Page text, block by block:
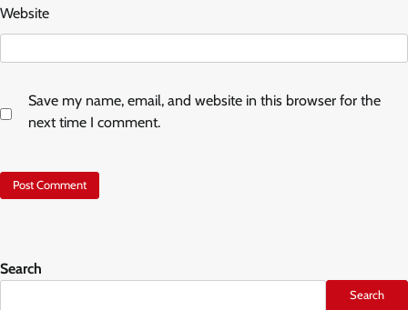
Website
Save my name, email, and website in this browser for the
next time I comment.
Search
Search